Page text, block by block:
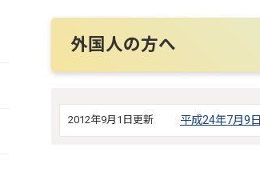
外国人の方へ
2012年9月1日更新 平成24年7月9